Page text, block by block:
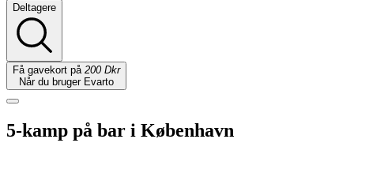
Deltagere
Få gavekort på 200 Dkr
Når du bruger Evarto
5-kamp på bar i København